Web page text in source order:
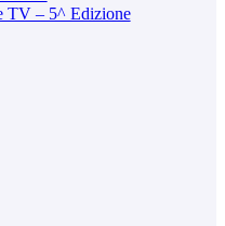
TV – 5^ Edizione